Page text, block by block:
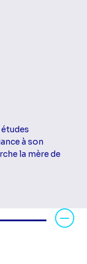
à son
la mère de
diffusion
Après-